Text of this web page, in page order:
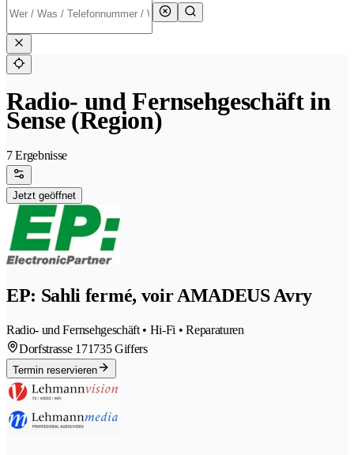
Radio- und Fernsehgeschäft in
Sense (Region)
7 Ergebnisse
Jetzt geöffnet
EP: Sahli fermé, voir AMADEUS Avry
Radio- und Fernsehgeschäft • Hi-Fi • Reparaturen
Dorfstrasse 171735 Giffers
Termin reservieren